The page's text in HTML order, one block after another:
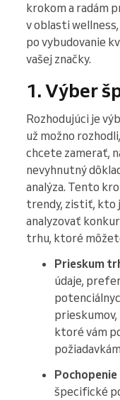
krokom a radám
v oblasti
po vybudovanie
vašej značky.
1. Výber
Rozhodujúci je
už možno
chcete zamerať,
nevyhnutný
analýza. Tento
trendy, zistiť, kto
analyzovať
trhu, ktoré
Prieskum
údaje,
prieskumov,
ktoré vám
špecifické